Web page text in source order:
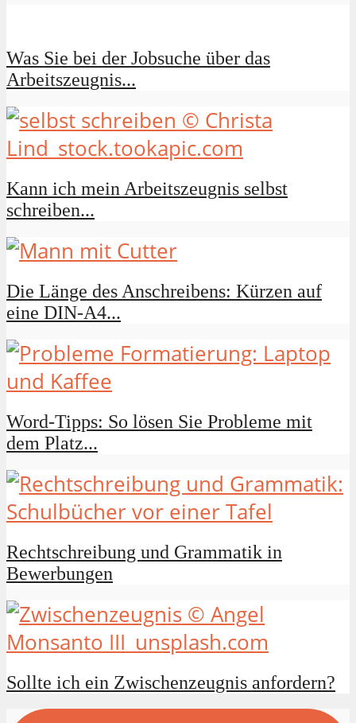
Was Sie bei der Jobsuche über das
Arbeitszeugnis...
Kann ich mein Arbeitszeugnis selbst
schreiben...
Die Länge des Anschreibens: Kürzen auf
eine DIN-A4...
Word-Tipps: So lösen Sie Probleme mit
dem Platz...
Rechtschreibung und Grammatik in
Bewerbungen
Sollte ich ein Zwischenzeugnis anfordern?